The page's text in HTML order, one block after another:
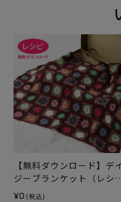
【無料ダウンロード】デ
ジーブランケット（レシ
ピ）
¥0 (税込)